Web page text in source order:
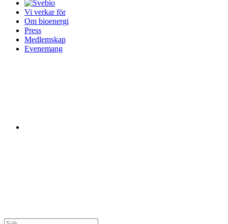
Vi verkar för
Om bioenergi
Press
Medlemskap
Evenemang